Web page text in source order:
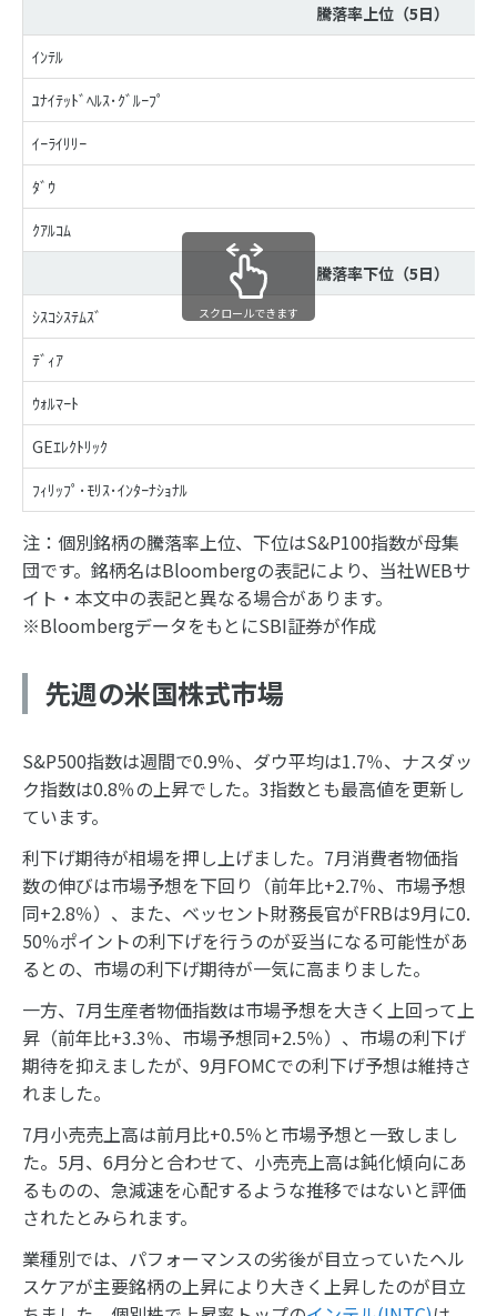
騰落率上位（5日）
ｲﾝﾃﾙ
ﾕﾅｲﾃｯﾄﾞﾍﾙｽ･ｸﾞﾙｰﾌﾟ
ｲｰﾗｲﾘﾘｰ
ﾀﾞｳ
ｸｱﾙｺﾑ
騰落率下位（5日）
ｼｽｺｼｽﾃﾑｽﾞ
ﾃﾞｨｱ
ｳｫﾙﾏｰﾄ
GEｴﾚｸﾄﾘｯｸ
ﾌｨﾘｯﾌﾟ･ﾓﾘｽ･ｲﾝﾀｰﾅｼｮﾅﾙ
スクロールできます
注：個別銘柄の騰落率上位、下位はS&P100指数が母集
団です。銘柄名はBloombergの表記により、当社WEBサ
イト・本文中の表記と異なる場合があります。
※BloombergデータをもとにSBI証券が作成
先週の米国株式市場
S&P500指数は週間で0.9％、ダウ平均は1.7％、ナスダッ
ク指数は0.8％の上昇でした。3指数とも最高値を更新し
ています。
利下げ期待が相場を押し上げました。7月消費者物価指
数の伸びは市場予想を下回り（前年比+2.7％、市場予想
同+2.8％）、また、ベッセント財務長官がFRBは9月に0.
50％ポイントの利下げを行うのが妥当になる可能性があ
るとの、市場の利下げ期待が一気に高まりました。
一方、7月生産者物価指数は市場予想を大きく上回って上
昇（前年比+3.3％、市場予想同+2.5％）、市場の利下げ
期待を抑えましたが、9月FOMCでの利下げ予想は維持さ
れました。
7月小売売上高は前月比+0.5％と市場予想と一致しまし
た。5月、6月分と合わせて、小売売上高は鈍化傾向にあ
るものの、急減速を心配するような推移ではないと評価
されたとみられます。
業種別では、パフォーマンスの劣後が目立っていたヘル
スケアが主要銘柄の上昇により大きく上昇したのが目立